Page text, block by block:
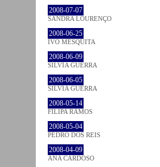
2008-07-07
SANDRA LOURENÇO
2008-06-25
IVO MESQUITA
2008-06-09
SÍLVIA GUERRA
2008-06-05
SÍLVIA GUERRA
2008-05-14
FILIPA RAMOS
2008-05-04
PEDRO DOS REIS
2008-04-09
ANA CARDOSO